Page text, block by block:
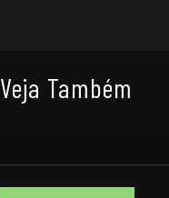
Veja Também